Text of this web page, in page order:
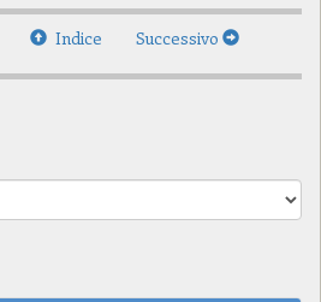
Indice Successivo